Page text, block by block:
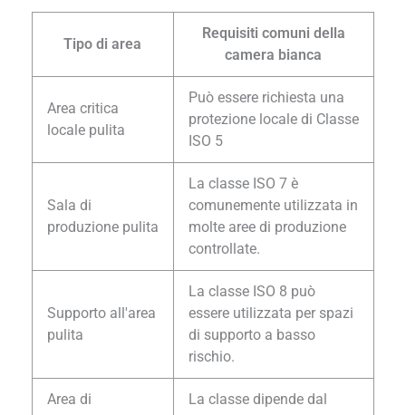
Tipo di area
Requisiti comuni della
camera bianca
Area critica
locale pulita
Può essere richiesta una
protezione locale di Classe
ISO 5
Sala di
produzione pulita
La classe ISO 7 è
comunemente utilizzata in
molte aree di produzione
controllate.
Supporto all'area
pulita
La classe ISO 8 può
essere utilizzata per spazi
di supporto a basso
rischio.
Area di
La classe dipende dal